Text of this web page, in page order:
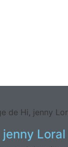
jenny Loral